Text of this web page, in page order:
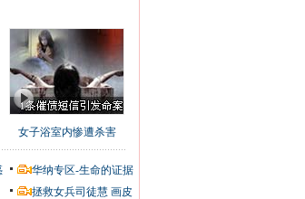
女子浴室内惨遭杀害
华纳专区-生命的证据
拯救女兵司徒慧 画皮